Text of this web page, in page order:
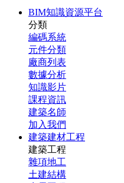
BIM知識資源平台
分類
編碼系統
元件分類
廠商列表
數據分析
知識影片
課程資訊
建築名師
加入我們
建築建材工程
建築工程
雜項地工
土建結構